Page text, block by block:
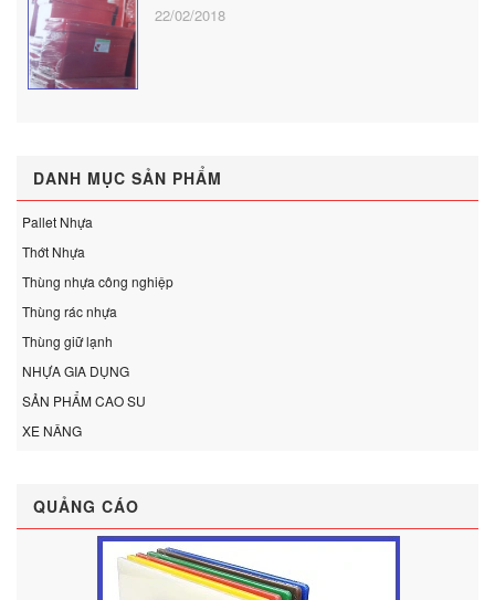
22/02/2018
DANH MỤC SẢN PHẨM
Pallet Nhựa
Thớt Nhựa
Thùng nhựa công nghiệp
Thùng rác nhựa
Thùng giữ lạnh
NHỰA GIA DỤNG
SẢN PHẨM CAO SU
XE NÂNG
QUẢNG CÁO